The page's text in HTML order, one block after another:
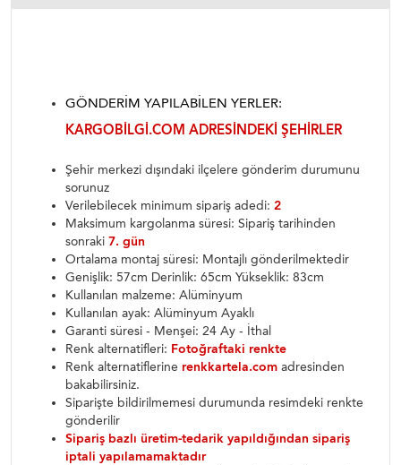
GÖNDERIM YAPILABILEN YERLER:
KARGOBILGI.COM ADRESINDEKI ŞEHIRLER
Şehir merkezi dışındaki ilçelere gönderim durumunu
sorunuz
Verilebilecek minimum sipariş adedi: 2
Maksimum kargolanma süresi: Sipariş tarihinden
sonraki 7. gün
Ortalama montaj süresi: Montajlı gönderilmektedir
Genişlik: 57cm Derinlik: 65cm Yükseklik: 83cm
Kullanılan malzeme: Alüminyum
Kullanılan ayak: Alüminyum Ayaklı
Garanti süresi - Menşei: 24 Ay - İthal
Renk alternatifleri: Fotoğraftaki renkte
Renk alternatiflerine renkkartela.com adresinden
bakabilirsiniz.
Siparişte bildirilmemesi durumunda resimdeki renkte
gönderilir
Sipariş bazlı üretim-tedarik yapıldığından sipariş
iptali yapılamamaktadır